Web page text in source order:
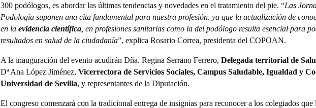
300 podólogos, es abordar las últimas tendencias y novedades en el tratamiento del pie. “Las
Podología suponen una cita fundamental para nuestra profesión, ya que la actualización de
en laevidencia científica, en profesiones sanitarias como la del podólogo resulta esencial para
resultados en salud de la ciudadanía”, explica Rosario Correa, presidenta del COPOAN.
A la inauguración del evento acudirán Dña. Regina Serrano Ferrero, Delegada territorial de
Dª Ana López Jiménez, Vicerrectora de Servicios Sociales, Campus Saludable, Igualdad y
Universidad de Sevilla, y representantes de la Diputación.
El congreso comenzará con la tradicional entrega de insignias para reconocer a los colegiados